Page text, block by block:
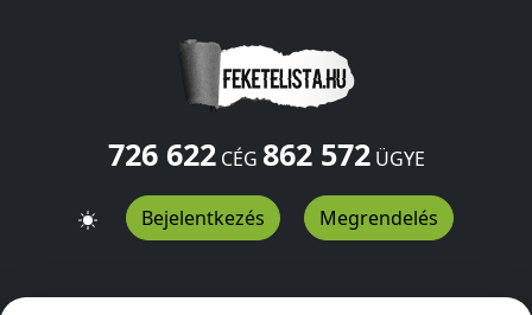
726 622CÉG 862 572ÜGYE
Bejelentkezés Megrendelés